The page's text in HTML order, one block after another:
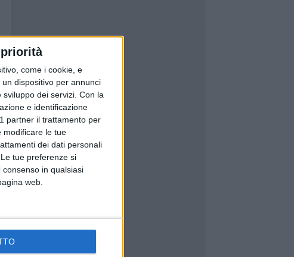
come i cookie, e
dispositivo per annunci
dei servizi. Con la
e identificazione
partner il trattamento per
modificare le tue
dei dati personali
tue preferenze si
in qualsiasi
web.